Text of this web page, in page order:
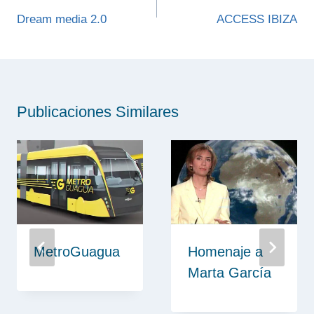
de
Dream media 2.0 ACCESS IBIZA
Publicaciones Similares
MetroGuagua
Homenaje a
Marta García